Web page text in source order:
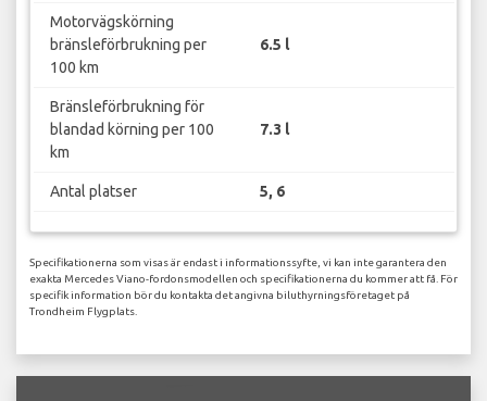
Motorvägskörning
bränsleförbrukning per
100 km
6.5 l
Bränsleförbrukning för
blandad körning per 100
km
7.3 l
Antal platser 5, 6
Specifikationerna som visas är endast i informationssyfte, vi kan inte garantera den
exakta Mercedes Viano-fordonsmodellen och specifikationerna du kommer att få. För
specifik information bör du kontakta det angivna biluthyrningsföretaget på
Trondheim Flygplats.